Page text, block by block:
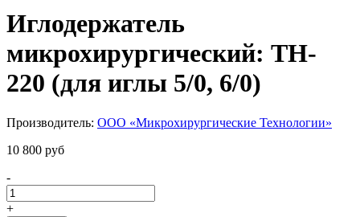
Иглодержатель
микрохирургический: TH-
220 (для иглы 5/0, 6/0)
Производитель: ООО «Микрохирургические Технологии»
10 800 руб
-
+